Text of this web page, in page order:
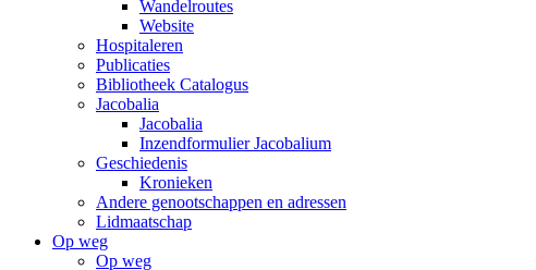
Wandelroutes
Website
Hospitaleren
Publicaties
Bibliotheek Catalogus
Jacobalia
Jacobalia
Inzendformulier Jacobalium
Geschiedenis
Kronieken
Andere genootschappen en adressen
Lidmaatschap
Op weg
Op weg